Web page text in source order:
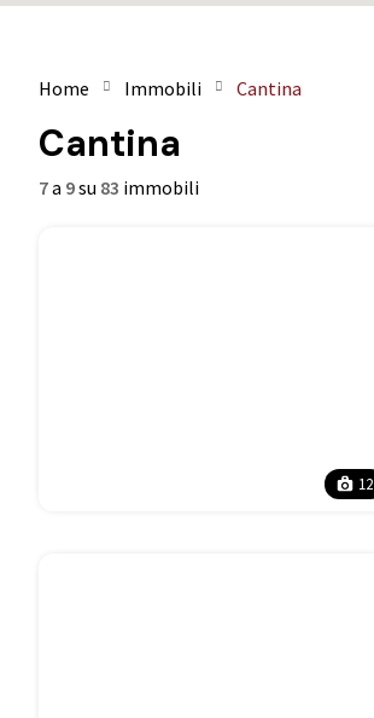
Home Immobili Cantina
Cantina
7a 9su 83 immobili
12